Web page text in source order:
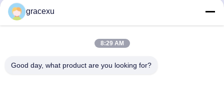
gracexu
8:29 AM
Good day, what product are you looking for?